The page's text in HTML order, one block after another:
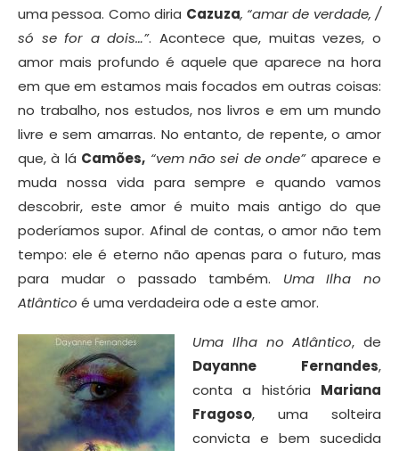
uma pessoa. Como diria Cazuza, “amar de verdade, /
só se for a dois…”. Acontece que, muitas vezes, o
amor mais profundo é aquele que aparece na hora
em que em estamos mais focados em outras coisas:
no trabalho, nos estudos, nos livros e em um mundo
livre e sem amarras. No entanto, de repente, o amor
que, à lá Camões, “vem não sei de onde”aparece e
muda nossa vida para sempre e quando vamos
descobrir, este amor é muito mais antigo do que
poderíamos supor. Afinal de contas, o amor não tem
tempo: ele é eterno não apenas para o futuro, mas
para mudar o passado também. Uma Ilha no
Atlântico é uma verdadeira ode a este amor.
Uma Ilha no Atlântico, de
Dayanne Fernandes,
conta a história Mariana
Fragoso, uma solteira
convicta e bem sucedida